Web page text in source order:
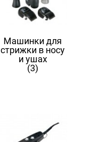
Машинки для
стрижки в носу
и ушах
(3)